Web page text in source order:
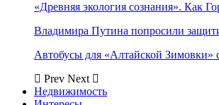
«Древняя экология сознания». Как
Владимира Путина попросили
Автобусы для «Алтайской Зимовки»
Prev Next
Недвижимость